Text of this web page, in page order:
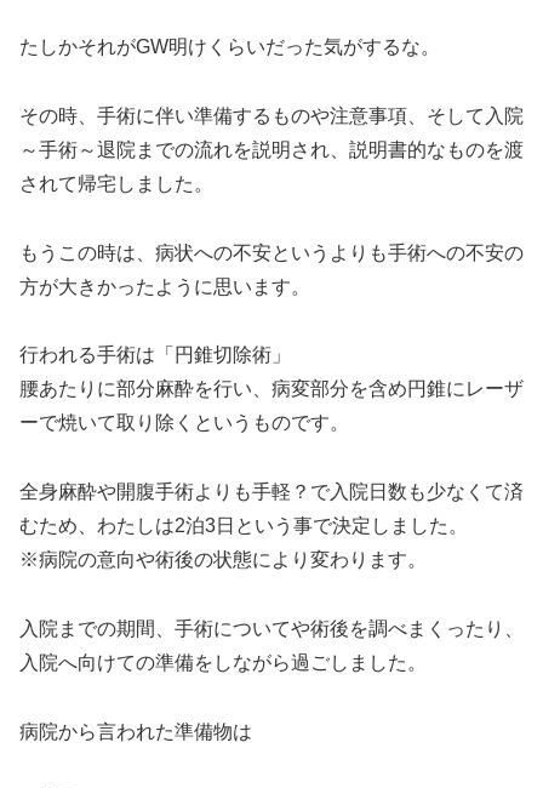
たしかそれがGW明けくらいだった気がするな。
その時、手術に伴い準備するものや注意事項、そして入院
～手術～退院までの流れを説明され、説明書的なものを渡
されて帰宅しました。
もうこの時は、病状への不安というよりも手術への不安の
方が大きかったように思います。
行われる手術は「円錐切除術」
腰あたりに部分麻酔を行い、病変部分を含め円錐にレーザ
ーで焼いて取り除くというものです。
全身麻酔や開腹手術よりも手軽？で入院日数も少なくて済
むため、わたしは2泊3日という事で決定しました。
※病院の意向や術後の状態により変わります。
入院までの期間、手術についてや術後を調べまくったり、
入院へ向けての準備をしながら過ごしました。
病院から言われた準備物は